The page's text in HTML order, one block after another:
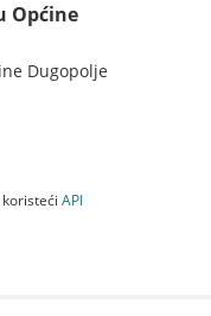
Općine
Dugopolje
API